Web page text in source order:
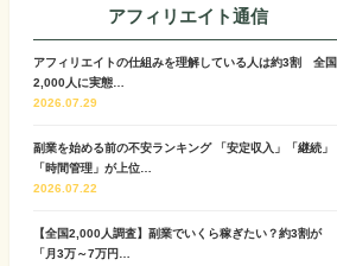
アフィリエイト通信
アフィリエイトの仕組みを理解している人は約3割 全国
2,000人に実態…
2026.07.29
副業を始める前の不安ランキング 「安定収入」「継続」
「時間管理」が上位…
2026.07.22
【全国2,000人調査】副業でいくら稼ぎたい？約3割が
「月3万～7万円…